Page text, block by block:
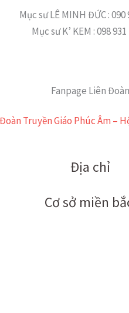
Mục sư LÊ MINH ĐỨC : 090
Mục sư K’ KEM : 098 931
Fanpage Liên Đoàn
Truyền Giáo Phúc Âm –
Địa chỉ
Cơ sở miền